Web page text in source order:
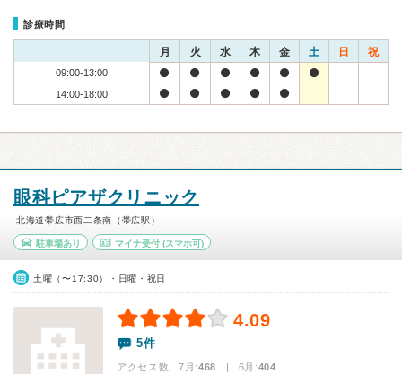
診療時間
月 火 水 木 金 土 日 祝
09:00-13:00
14:00-18:00
眼科ピアザクリニック
北海道帯広市西二条南（帯広駅）
駐車場あり マイナ受付(スマホ可)
土曜（〜17:30）・日曜・祝日
4.09
5件
アクセス数 7月:468 | 6月:404